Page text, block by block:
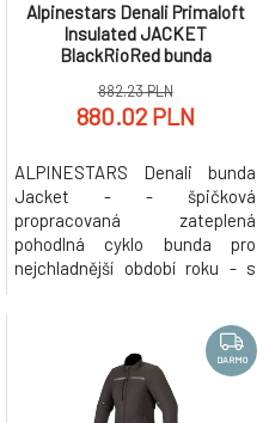
Alpinestars Denali Primaloft
Insulated JACKET
BlackRioRed bunda
882.23 PLN
880.02 PLN
ALPINESTARS Denali bunda
Jacket - - špičková
propracovaná zateplená
pohodlná cyklo bunda pro
nejchladnější období roku - s
Primaloft, s řízenou ventilací,
elastickými díly a dostatkem
kapes. Vhodná nejen na
cyklistiku, ale i další aktivity.
DARMO